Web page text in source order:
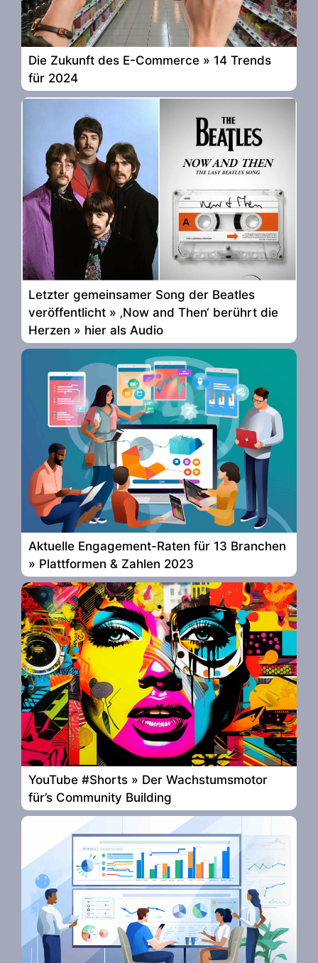
Die Zukunft des E-Commerce » 14 Trends
für 2024
Letzter gemeinsamer Song der Beatles
veröffentlicht » ‚Now and Then‘ berührt die
Herzen » hier als Audio
Aktuelle Engagement-Raten für 13 Branchen
» Plattformen & Zahlen 2023
YouTube #Shorts » Der Wachstumsmotor
für’s Community Building